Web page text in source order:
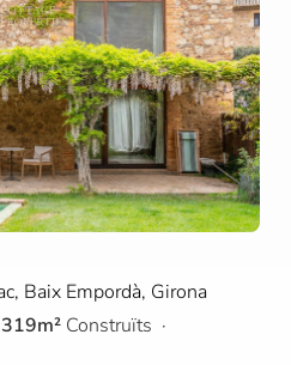
Baix Empordà, Girona
319m² Construïts